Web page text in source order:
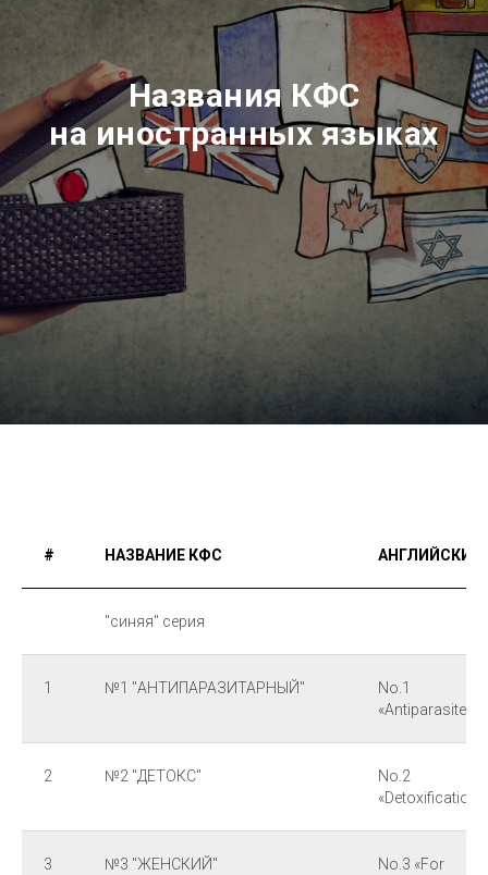
Названия КФС
на иностранных языках
# НАЗВАНИЕ КФС АНГЛИЙСКИЙ
"синяя" серия
1 №1 "АНТИПАРАЗИТАРНЫЙ"
No.1
«Antiparasite»
2 №2 "ДЕТОКС"
No.2
«Detoxification»
3 №3 "ЖЕНСКИЙ"
No.3 «For